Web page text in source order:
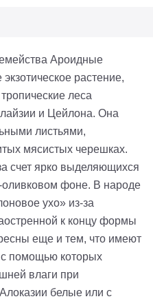
Ароидные
растение,
леса
и Цейлона. Она
листьями,
мясистых черешках.
счет ярко выделяющихся
фоне. В народе
ухо» из-за
к концу формы
еще и тем, что имеют
с помощью которых
влаги при
белые или с